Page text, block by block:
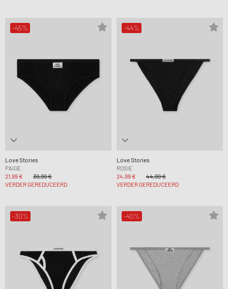
-45%
Love Stories
PAIGE
21,99 €
39,99 €
VERDER GEREDUCEERD
-44%
Love Stories
ROSIE
24,99 €
44,99 €
VERDER GEREDUCEERD
-30% -40%